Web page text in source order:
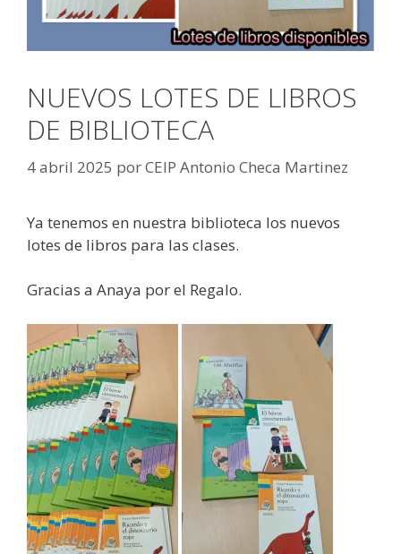
NUEVOS LOTES DE LIBROS
DE BIBLIOTECA
4 abril 2025 porCEIP Antonio Checa Martinez
Ya tenemos en nuestra biblioteca los nuevos
lotes de libros para las clases.
Gracias a Anaya por el Regalo.